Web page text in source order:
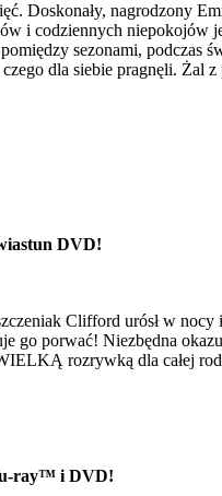
Doskonały, nagrodzony
i codziennych niepokojów
sezonami, podczas
dla siebie pragnęli. Żal
DVD!
Clifford urósł w
go porwać! Niezbędna
rozrywką dla całej
ray™ i DVD!